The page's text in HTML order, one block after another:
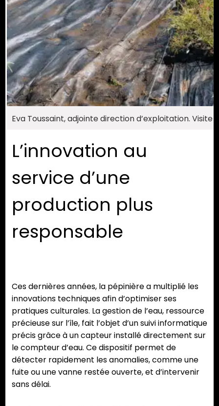
Eva Toussaint, adjointe direction d’exploitation. Visite
L’innovation au
service d’une
production plus
responsable
Ces dernières années, la pépinière a multiplié les
innovations techniques afin d’optimiser ses
pratiques culturales. La gestion de l’eau, ressource
précieuse sur l’île, fait l’objet d’un suivi informatique
précis grâce à un capteur installé directement sur
le compteur d’eau. Ce dispositif permet de
détecter rapidement les anomalies, comme une
fuite ou une vanne restée ouverte, et d’intervenir
sans délai.